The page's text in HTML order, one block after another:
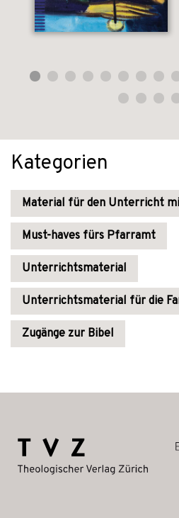
Kategorien
Material für den Unterricht
Must-haves fürs Pfarramt
Unterrichtsmaterial
Unterrichtsmaterial für die
Zugänge zur Bibel